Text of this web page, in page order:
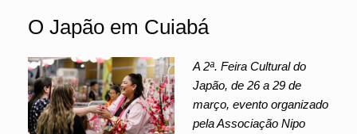
O Japão em Cuiabá
A 2ª. Feira Cultural do
Japão, de 26 a 29 de
março, evento organizado
pela Associação Nipo